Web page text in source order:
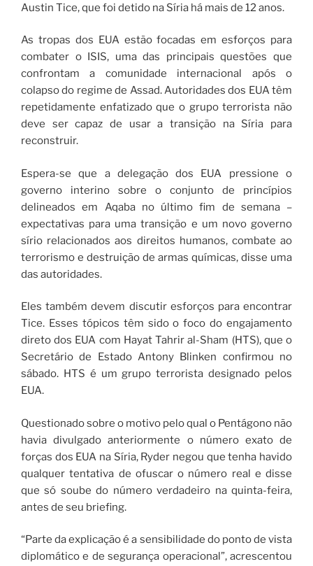
Austin Tice, que foi detido na Síria há mais de 12 anos.
As tropas dos EUA estão focadas em esforços para
combater o ISIS, uma das principais questões que
confrontam a comunidade internacional após o
colapso do regime de Assad. Autoridades dos EUA têm
repetidamente enfatizado que o grupo terrorista não
deve ser capaz de usar a transição na Síria para
reconstruir.
Espera-se que a delegação dos EUA pressione o
governo interino sobre o conjunto de princípios
delineados em Aqaba no último fim de semana –
expectativas para uma transição e um novo governo
sírio relacionados aos direitos humanos, combate ao
terrorismo e destruição de armas químicas, disse uma
das autoridades.
Eles também devem discutir esforços para encontrar
Tice. Esses tópicos têm sido o foco do engajamento
direto dos EUA com Hayat Tahrir al-Sham (HTS), que o
Secretário de Estado Antony Blinken confirmou no
sábado. HTS é um grupo terrorista designado pelos
EUA.
Questionado sobre o motivo pelo qual o Pentágono não
havia divulgado anteriormente o número exato de
forças dos EUA na Síria, Ryder negou que tenha havido
qualquer tentativa de ofuscar o número real e disse
que só soube do número verdadeiro na quinta-feira,
antes de seu briefing.
“Parte da explicação é a sensibilidade do ponto de vista
diplomático e de segurança operacional”, acrescentou